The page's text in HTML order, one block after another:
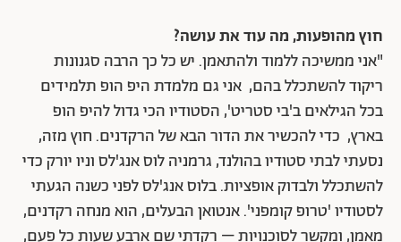
חוץ מהופעות, מה עוד את עושה?
"אני ממשיכה ללמוד ולהתאמן. יש כל כך הרבה סגנונות
ריקוד להשתכלל בהם, אני גם מלמדת היפ הופ תלמידים
בכל הגילאים ב'בי סטריט', הסטודיו הכי גדול להיפ הופ
בארץ, כדי להכשיר את הדור הבא של הרקדנים. חוץ מזה,
נסעתי לבתי סטודיו בהולנד, גרמניה לוס אנג'לס וניו יורק כדי
להשתכלל ולבדוק אופציות. בלוס אנג'לס לפני כשנה הגעתי
לסטודיו 'טרופ קומפני'. אנטואן הבעלים, הוא מנחה רקדנים,
מאמן, ומקשר לסוכנויות – רקדתי שם ארבע שעות כל פעם,